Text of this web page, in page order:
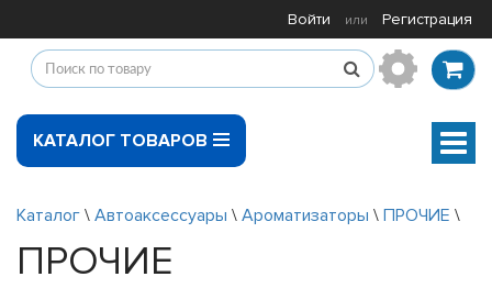
Войти или Регистрация
КАТАЛОГ ТОВАРОВ
Каталог \ Автоаксессуары \ Ароматизаторы \ ПРОЧИЕ \
ПРОЧИЕ